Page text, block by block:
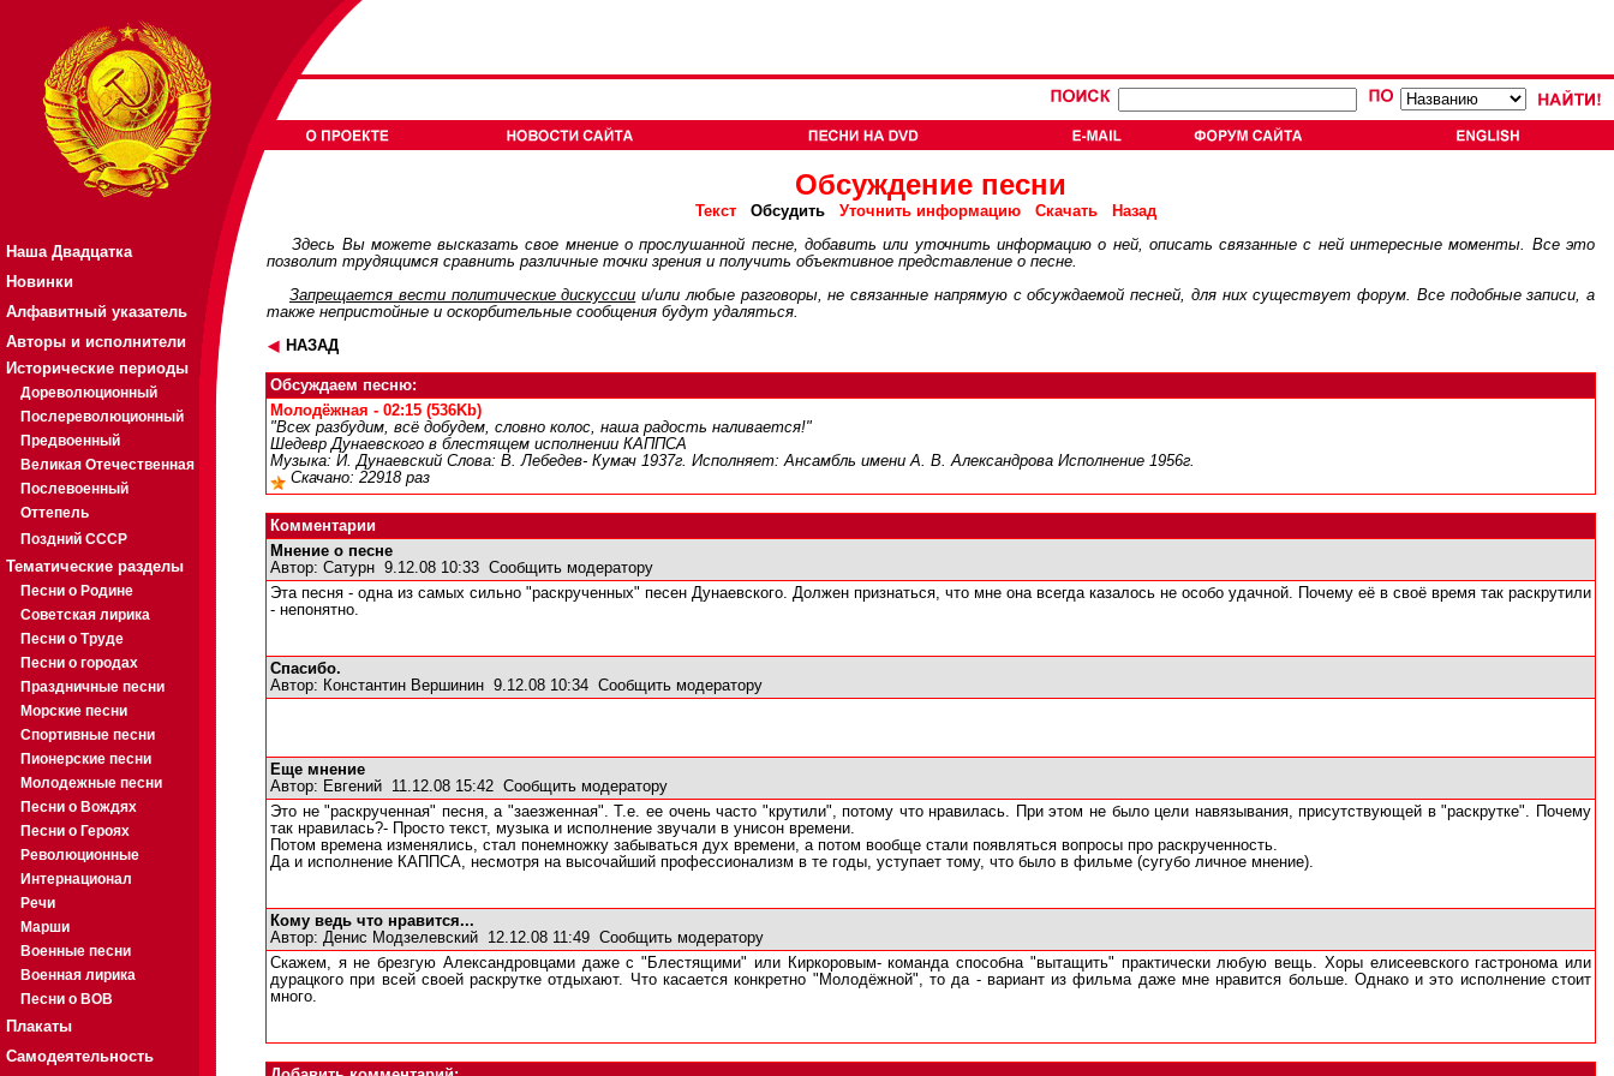
Наша Двадцатка
Новинки
Алфавитный указатель
Авторы и исполнители
Исторические периоды
Дореволюционный
Послереволюционный
Предвоенный
Великая Отечественная
Послевоенный
Оттепель
Поздний СССР
Тематические разделы
Песни о Родине
Советская лирика
Песни о Труде
Песни о городах
Праздничные песни
Морские песни
Спортивные песни
Пионерские песни
Молодежные песни
Песни о Вождях
Песни о Героях
Революционные
Интернационал
Речи
Марши
Военные песни
Военная лирика
Песни о ВОВ
Плакаты
Самодеятельность
Обсуждение песни
Текст Обсудить Уточнить информацию Скачать
Назад
Здесь Вы можете высказать свое мнение о прослушанной песне, добавить или уточнить информацию о ней, описать связанные с ней интересные моменты. Все это
позволит трудящимся сравнить различные точки зрения и получить объективное представление о песне.
Запрещается вести политические дискуcсии и/или любые разговоры, не связанные напрямую с обсуждаемой песней, для них существует форум. Все подобные записи, а
также непристойные и оскорбительные сообщения будут удаляться.
НАЗАД
Обсуждаем песню:
Молодёжная - 02:15 (536Kb)
"Всех разбудим, всё добудем, словно колос, наша радость наливается!"
Шедевр Дунаевского в блестящем исполнении КАППСА
Музыка: И. Дунаевский Слова: В. Лебедев- Кумач 1937г. Исполняет: Ансамбль имени А. В. Александрова Исполнение 1956г.
Скачано: 22918 раз
Комментарии
Мнение о песне
Автор: Сатурн 9.12.08 10:33 Сообщить модератору
Эта песня - одна из самых сильно "раскрученных" песен Дунаевского. Должен признаться, что мне она всегда казалось не особо удачной. Почему её в своё время так раскрутили
- непонятно.
Спасибо.
Автор: Константин Вершинин 9.12.08 10:34 Сообщить модератору
Еще мнение
Автор: Евгений 11.12.08 15:42 Сообщить модератору
Это не "раскрученная" песня, а "заезженная". Т.е. ее очень часто "крутили", потому что нравилась. При этом не было цели навязывания, присутствующей в "раскрутке". Почему
так нравилась?- Просто текст, музыка и исполнение звучали в унисон времени.
Потом времена изменялись, стал понемножку забываться дух времени, а потом вообще стали появляться вопросы про раскрученность.
Да и исполнение КАППСА, несмотря на высочайший профессионализм в те годы, уступает тому, что было в фильме (сугубо личное мнение).
Кому ведь что нравится...
Автор: Денис Модзелевский 12.12.08 11:49 Сообщить модератору
Скажем, я не брезгую Александровцами даже с "Блестящими" или Киркоровым- команда способна "вытащить" практически любую вещь. Хоры елисеевского гастронома или
дурацкого при всей своей раскрутке отдыхают. Что касается конкретно "Молодёжной", то да - вариант из фильма даже мне нравится больше. Однако и это исполнение стоит
много.